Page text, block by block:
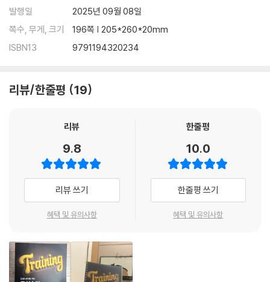
발행일
2025년 09월 08일
쪽수, 무게, 크기
196쪽 | 205*260*20mm
ISBN13
9791194320234
리뷰/한줄평 19
리뷰
9.8
리뷰 쓰기
혜택 및 유의사항
한줄평
10.0
한줄평 쓰기
혜택 및 유의사항